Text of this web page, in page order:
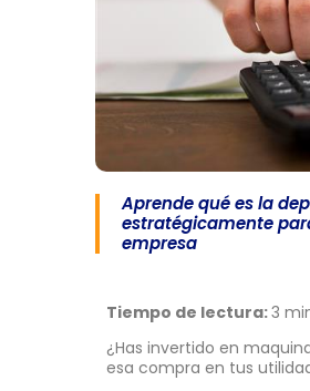
Aprende qué es la
estratégicamente
empresa
Tiempo de lectura:3
¿Has invertido en
esa compra en tus